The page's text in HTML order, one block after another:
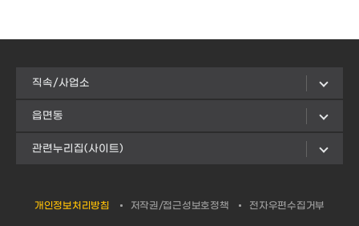
직속/사업소
읍면동
관련누리집(사이트)
개인정보처리방침 저작권/접근성보호정책 전자우편수집거부